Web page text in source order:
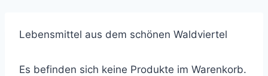
Lebensmittel aus dem schönen Waldviertel
Es befinden sich keine Produkte im Warenkorb.